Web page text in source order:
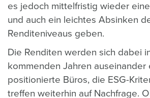
es jedoch mittelfristig wieder
und auch ein leichtes Absinken
Renditeniveaus geben.
Die Renditen werden sich dabei
kommenden Jahren auseinander
positionierte Büros, die ESG-
treffen weiterhin auf Nachfrage.